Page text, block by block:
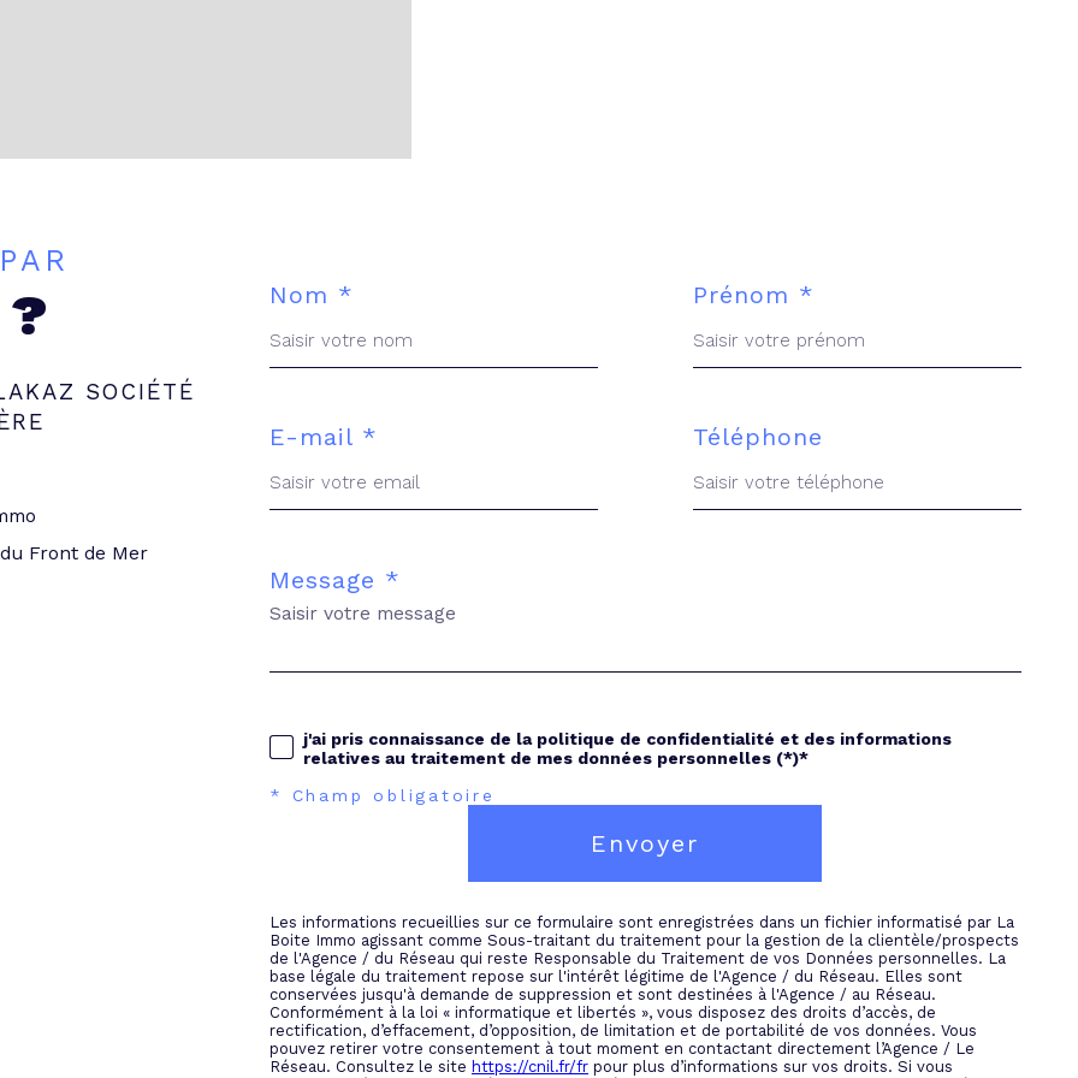
SOCIÉTÉ
Front de Mer
Nom * Prénom *
E-mail * Téléphone
Message *
j'ai pris connaissance de la politique de confidentialité et des informations
relatives au traitement de mes données personnelles (*)*
* Champ obligatoire
Envoyer
Les informations recueillies sur ce formulaire sont enregistrées dans un fichier informatisé par La
Boite Immo agissant comme Sous-traitant du traitement pour la gestion de la clientèle/prospects
de l'Agence / du Réseau qui reste Responsable du Traitement de vos Données personnelles. La
base légale du traitement repose sur l'intérêt légitime de l'Agence / du Réseau. Elles sont
conservées jusqu'à demande de suppression et sont destinées à l'Agence / au Réseau.
Conformément à la loi « informatique et libertés », vous disposez des droits d’accès, de
rectification, d’effacement, d’opposition, de limitation et de portabilité de vos données. Vous
pouvez retirer votre consentement à tout moment en contactant directement l’Agence / Le
Réseau. Consultez le site https://cnil.fr/fr pour plus d’informations sur vos droits. Si vous